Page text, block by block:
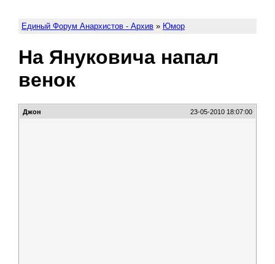
Единый Форум Анархистов - Архив » Юмор
На Януковича напал
венок
Джон 23-05-2010 18:07:00